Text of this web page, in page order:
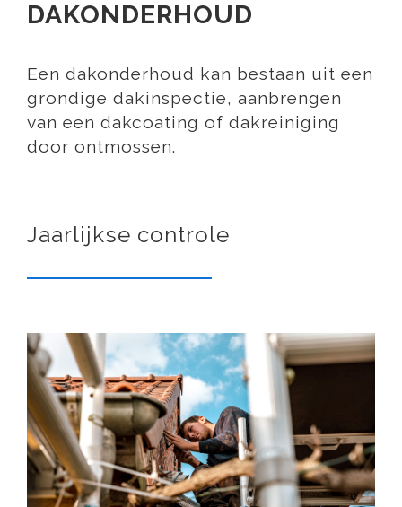
DAKONDERHOUD
Een dakonderhoud kan bestaan uit een
grondige dakinspectie, aanbrengen
van een dakcoating of dakreiniging
door ontmossen.
Jaarlijkse controle